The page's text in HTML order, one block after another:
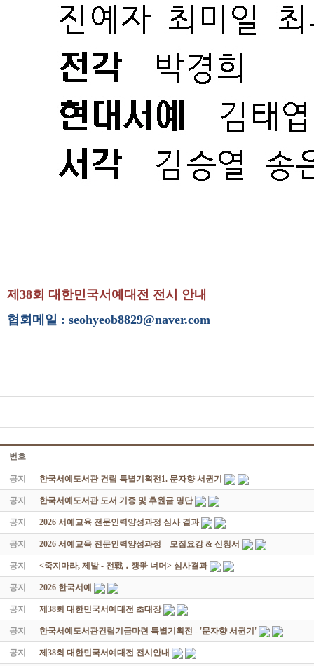
제38회 대한민국서예대전 전시 안내
협회메일 : seohyeob8829@naver.com
번호
공지 한국서예도서관 건립 특별기획전1. 문자향 서권기
공지 한국서예도서관 도서 기증 및 후원금 명단
공지 2026 서예교육 전문인력양성과정 심사 결과
공지 2026 서예교육 전문인력양성과정 _ 모집요강 & 신청서
공지 <죽지마라, 제발 - 전戰 ․ 쟁爭 너머> 심사결과
공지 2026 한국서예
공지 제38회 대한민국서예대전 초대장
공지 한국서예도서관건립기금마련 특별기획전 - '문자향 서권기'
공지 제38회 대한민국서예대전 전시안내